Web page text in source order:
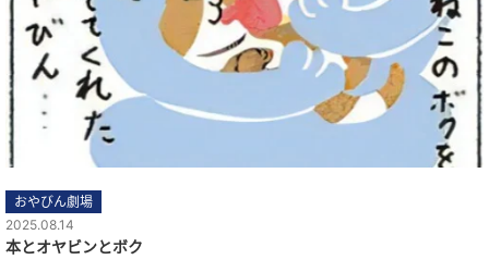
おやびん劇場
2025.08.14
本とオヤビンとボク